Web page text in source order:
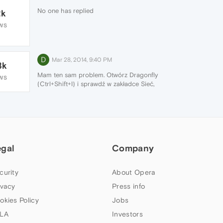
No one has replied
D Mar 28, 2014, 9:40 PM
Mam ten sam problem. Otwórz Dragonfly
(Ctrl+Shift+I) i sprawdź w zakładce Sieć,
Policy
Company
About Opera
Press info
Jobs
Investors